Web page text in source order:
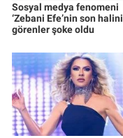
Sosyal medya fenomeni
‘Zebani Efe’nin son halini
görenler şoke oldu